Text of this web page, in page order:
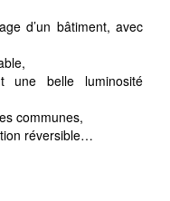
d’un bâtiment, avec
une belle luminosité
communes,
réversible…